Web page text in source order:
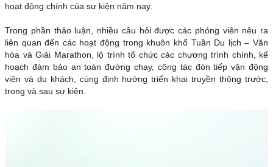
hoạt động chính của sự kiện năm nay.
Trong phần thảo luận, nhiều câu hỏi được các phóng viên nêu ra
liên quan đến các hoạt động trong khuôn khổ Tuần Du lịch – Văn
hóa và Giải Marathon, lộ trình tổ chức các chương trình chính, kế
hoạch đảm bảo an toàn đường chạy, công tác đón tiếp vận động
viên và du khách, cùng định hướng triển khai truyền thông trước,
trong và sau sự kiện.